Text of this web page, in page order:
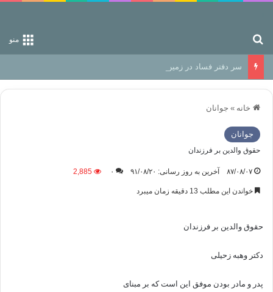
منو
سر دفتر فساد در زمین‌، دوری وکناره‌گیری از راه خداست‌!
خانه » جوانان
جوانان
حقوق والدین بر فرزندان
۸۷/۰۸/۰۷ آخرین به روز رسانی: ۹۱/۰۸/۲۰ ۰ 2,885
خواندن این مطلب 13 دقیقه زمان میبرد
حقوق والدین بر فرزندان
دکتر وهبه زحیلی
پدر و مادر بودن موفق این است که بر مبنای